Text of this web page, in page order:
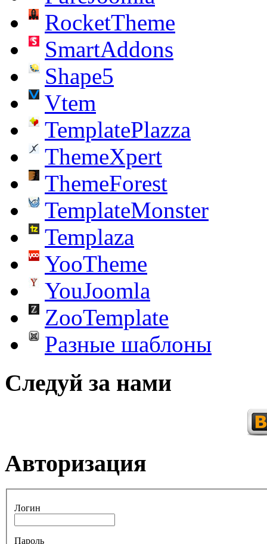
RocketTheme
SmartAddons
Shape5
Vtem
TemplatePlazza
ThemeXpert
ThemeForest
TemplateMonster
Templaza
YooTheme
YouJoomla
ZooTemplate
Разные шаблоны
Следуй за нами
Авторизация
Логин
Пароль